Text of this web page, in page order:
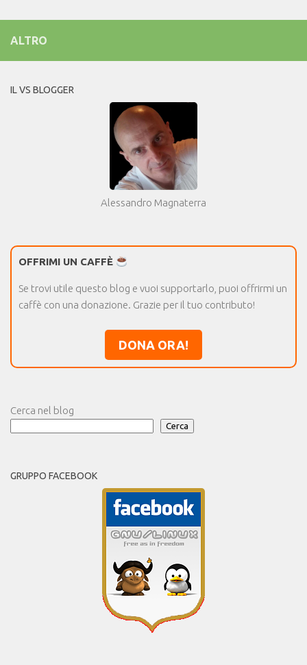
ALTRO
IL VS BLOGGER
Alessandro Magnaterra
OFFRIMI UN CAFFÈ
Se trovi utile questo blog e vuoi supportarlo, puoi offrirmi un
caffè con una donazione. Grazie per il tuo contributo!
DONA ORA!
Cerca nel blog
Cerca
GRUPPO FACEBOOK